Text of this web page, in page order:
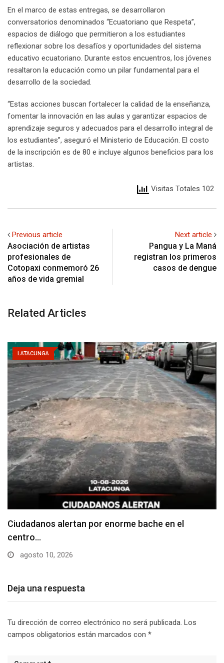
En el marco de estas entregas, se desarrollaron
conversatorios denominados “Ecuatoriano que Respeta”,
espacios de diálogo que permitieron a los estudiantes
reflexionar sobre los desafíos y oportunidades del sistema
educativo ecuatoriano. Durante estos encuentros, los jóvenes
resaltaron la educación como un pilar fundamental para el
desarrollo de la sociedad.
“Estas acciones buscan fortalecer la calidad de la enseñanza,
fomentar la innovación en las aulas y garantizar espacios de
aprendizaje seguros y adecuados para el desarrollo integral de
los estudiantes”, aseguró el Ministerio de Educación. El costo
de la inscripción es de 80 e incluye algunos beneficios para los
artistas.
Visitas Totales 102
Previous article
Asociación de artistas
profesionales de
Cotopaxi conmemoró 26
años de vida gremial
Next article
Pangua y La Maná
registran los primeros
casos de dengue
Related Articles
LATACUNGA
Denuncian falta de señalización en zonas de
estacionamiento…
agosto 10, 2026
Deja una respuesta
Tu dirección de correo electrónico no será publicada. Los
campos obligatorios están marcados con *